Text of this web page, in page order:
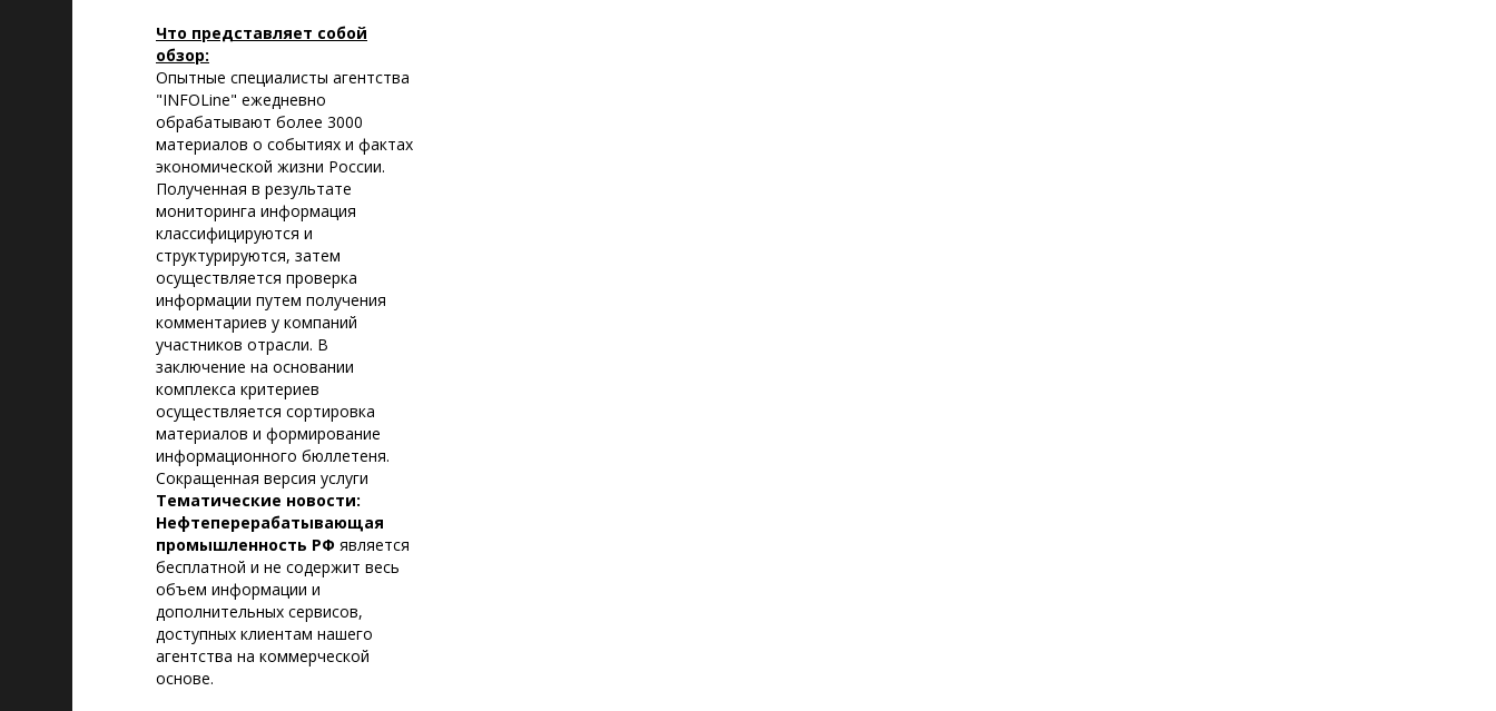
Что представляет собой
обзор:
Опытные специалисты агентства
"INFOLine" ежедневно
обрабатывают более 3000
материалов о событиях и фактах
экономической жизни России.
Полученная в результате
мониторинга информация
классифицируются и
структурируются, затем
осуществляется проверка
информации путем получения
комментариев у компаний
участников отрасли. В
заключение на основании
комплекса критериев
осуществляется сортировка
материалов и формирование
информационного бюллетеня.
Сокращенная версия услуги
Тематические новости:
Нефтеперерабатывающая
промышленность РФ является
бесплатной и не содержит весь
объем информации и
дополнительных сервисов,
доступных клиентам нашего
агентства на коммерческой
основе.